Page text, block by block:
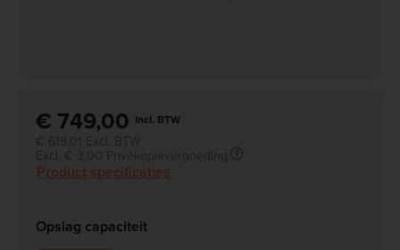
€ 749,00 Incl. BTW
€ 619,01 Excl. BTW
Excl. € 3,00 Privékopievergoeding
Product specificaties
Opslag capaciteit